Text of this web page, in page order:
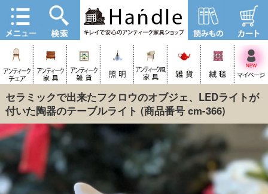
セラミックで出来たフクロウのオブジェ、LEDライトが
付いた陶器のテーブルライト (商品番号 cm-366)